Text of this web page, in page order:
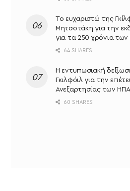
Το ευχαριστώ της
Μητσοτάκη για την
για τα 250 χρόνια
64 SHARES
Η εντυπωσιακή
Γκιλφόιλ για την
Ανεξαρτησίας των ΗΠΑ
60 SHARES